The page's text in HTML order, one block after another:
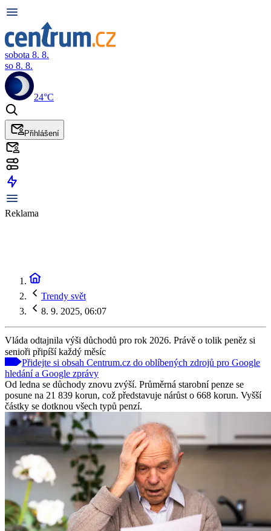
sobota 8. 8.
so 8. 8.
24°C
Přihlášení
Reklama
Trendy svět
8. 9. 2025, 06:07
Vláda odtajnila výši důchodů pro rok 2026. Právě o tolik peněz si
senioři připíší každý měsíc
Přidejte si obsah Centrum.cz do oblíbených zdrojů pro Google
hledání a Google zprávy
Od ledna se důchody znovu zvýší. Průměrná starobní penze se
posune na 21 839 korun, což představuje nárůst o 668 korun. Vyšší
částky se dotknou všech typů penzí.